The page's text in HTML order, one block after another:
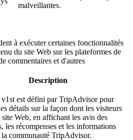
malveillantes.
à exécuter certaines fonctionnalités
du site Web sur les plateformes de
commentaires et d'autres
Description
est défini par TripAdvisor pour
détails sur la façon dont les visiteurs
Web, en affichant les avis des
les récompenses et les informations
la communauté TripAdvisor.